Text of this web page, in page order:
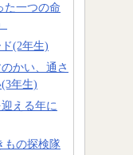
た一つの命
(2年生)
かい、通さ
年生)
える年に
もの探検隊